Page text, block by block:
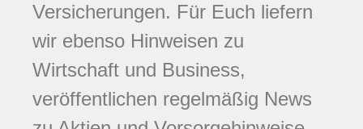
Versicherungen. Für Euch liefern
wir ebenso Hinweisen zu
Wirtschaft und Business,
veröffentlichen regelmäßig News